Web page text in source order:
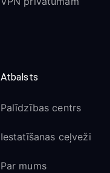
Atbalsts
Palīdzības centrs
Iestatīšanas ceļveži
Par mums